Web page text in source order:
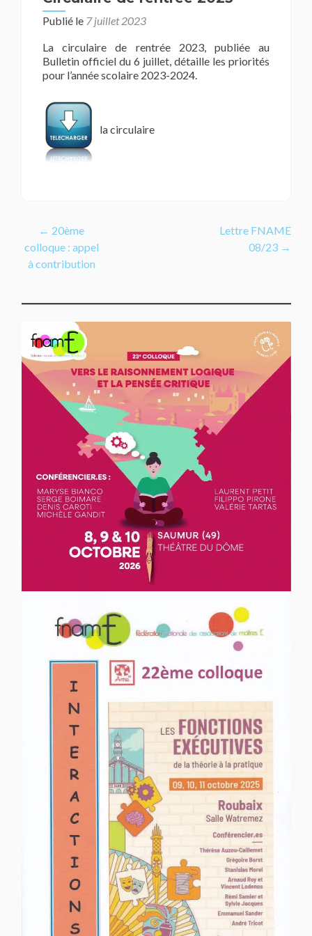
Publié le 7 juillet 2023
La circulaire de rentrée 2023, publiée au
Bulletin officiel du 6 juillet, détaille les priorités
pour l’année scolaire 2023-2024.
la circulaire
Navigation
de
← 20ème
colloque : appel
à contribution
Lettre FNAME
08/23 →